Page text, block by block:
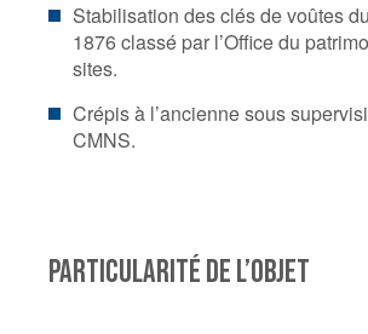
Stabilisation des clés de voûtes
1876 classé par l’Office du
sites.
Crépis à l’ancienne sous
CMNS.
PARTICULARITÉ DE L’OBJET